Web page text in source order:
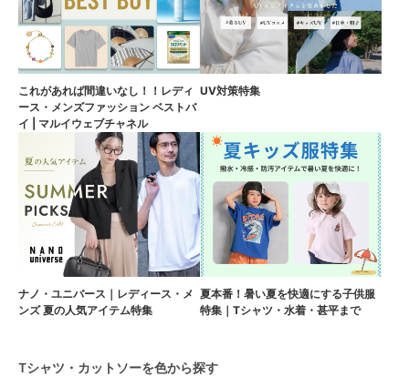
これがあれば間違いなし！！レディ
ース・メンズファッション ベストバ
イ | マルイウェブチャネル
UV対策特集
ナノ・ユニバース｜レディース・メ
ンズ 夏の人気アイテム特集
夏本番！暑い夏を快適にする子供服
特集｜Tシャツ・水着・甚平まで
Tシャツ・カットソーを色から探す